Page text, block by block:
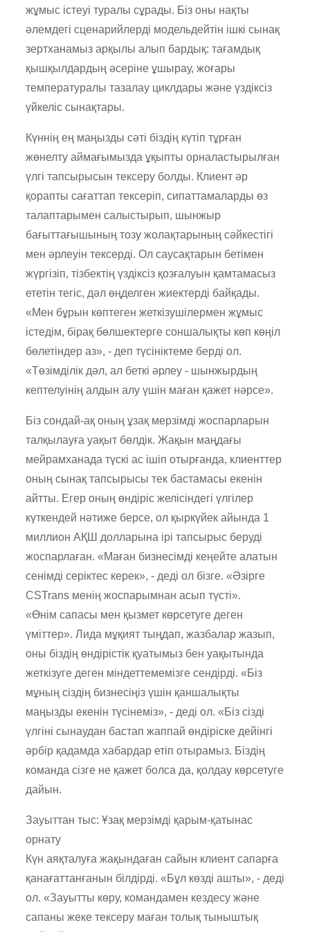
жұмыс істеуі туралы сұрады. Біз оны нақты
әлемдегі сценарийлерді модельдейтін ішкі сынақ
зертханамыз арқылы алып бардық: тағамдық
қышқылдардың әсеріне ұшырау, жоғары
температуралы тазалау циклдары және үздіксіз
үйкеліс сынақтары.
Күннің ең маңызды сәті біздің күтіп тұрған
жөнелту аймағымызда ұқыпты орналастырылған
үлгі тапсырысын тексеру болды. Клиент әр
қорапты сағаттап тексеріп, сипаттамаларды өз
талаптарымен салыстырып, шынжыр
бағыттағышының тозу жолақтарының сәйкестігі
мен әрлеуін тексерді. Ол саусақтарын бетімен
жүргізіп, тізбектің үздіксіз қозғалуын қамтамасыз
ететін тегіс, дәл өңделген жиектерді байқады.
«Мен бұрын көптеген жеткізушілермен жұмыс
істедім, бірақ бөлшектерге соншалықты көп көңіл
бөлетіндер аз», - деп түсініктеме берді ол.
«Төзімділік дәл, ал беткі әрлеу - шынжырдың
кептелуінің алдын алу үшін маған қажет нәрсе».
Біз сондай-ақ оның ұзақ мерзімді жоспарларын
талқылауға уақыт бөлдік. Жақын маңдағы
мейрамханада түскі ас ішіп отырғанда, клиенттер
оның сынақ тапсырысы тек бастамасы екенін
айтты. Егер оның өндіріс желісіндегі үлгілер
күткендей нәтиже берсе, ол қыркүйек айында 1
миллион АҚШ долларына ірі тапсырыс беруді
жоспарлаған. «Маған бизнесімді кеңейте алатын
сенімді серіктес керек», - деді ол бізге. «Әзірге
CSTrans менің жоспарымнан асып түсті».
«Өнім сапасы мен қызмет көрсетуге деген
үміттер». Лида мұқият тыңдап, жазбалар жазып,
оны біздің өндірістік қуатымыз бен уақытында
жеткізуге деген міндеттемемізге сендірді. «Біз
мұның сіздің бизнесіңіз үшін қаншалықты
маңызды екенін түсінеміз», - деді ол. «Біз сізді
үлгіні сынаудан бастап жаппай өндіріске дейінгі
әрбір қадамда хабардар етіп отырамыз. Біздің
команда сізге не қажет болса да, қолдау көрсетуге
дайын.
Зауыттан тыс: Ұзақ мерзімді қарым-қатынас
орнату
Күн аяқталуға жақындаған сайын клиент сапарға
қанағаттанғанын білдірді. «Бұл көзді ашты», - деді
ол. «Зауытты көру, командамен кездесу және
сапаны жеке тексеру маған толық тыныштық